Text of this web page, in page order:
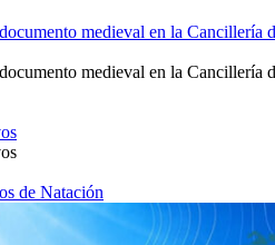
medieval en la Cancillería
medieval en la Cancillería
de Natación